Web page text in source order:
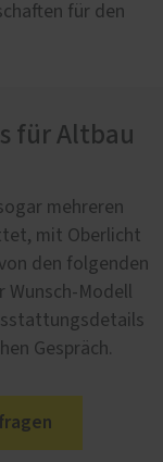
für den
für Altbau
mehreren
mit Oberlicht
den folgenden
Modell
Gespräch.